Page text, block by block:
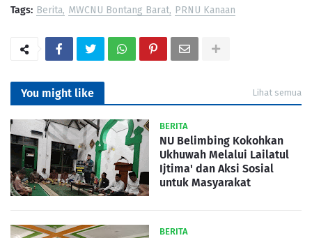
Tags: Berita MWCNU Bontang Barat PRNU Kanaan
You might like Lihat semua
BERITA
NU Belimbing Kokohkan
Ukhuwah Melalui Lailatul
Ijtima' dan Aksi Sosial
untuk Masyarakat
BERITA